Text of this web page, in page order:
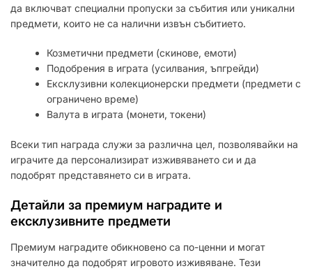
да включват специални пропуски за събития или уникални
предмети, които не са налични извън събитието.
Козметични предмети (скинове, емоти)
Подобрения в играта (усилвания, ъпгрейди)
Ексклузивни колекционерски предмети (предмети с
ограничено време)
Валута в играта (монети, токени)
Всеки тип награда служи за различна цел, позволявайки на
играчите да персонализират изживяването си и да
подобрят представянето си в играта.
Детайли за премиум наградите и
ексклузивните предмети
Премиум наградите обикновено са по-ценни и могат
значително да подобрят игровото изживяване. Тези